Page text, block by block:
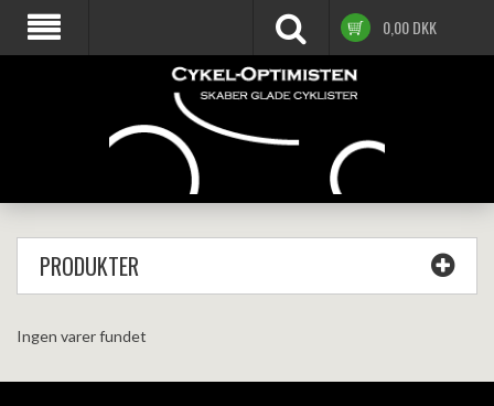
0,00DKK
PRODUKTER
Ingen varer fundet